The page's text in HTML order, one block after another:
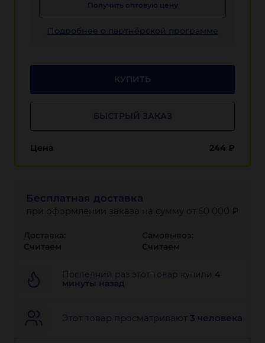
Получить оптовую цену
Подробнее о партнёрской программе
КУПИТЬ
БЫСТРЫЙ ЗАКАЗ
Цена 244 ₽
Бесплатная доставка
при оформлении заказа на сумму от 50 000 ₽
Доставка:
Считаем
Самовывоз:
Считаем
Последний раз этот товар купили 4
минуты назад
Этот товар просматривают 3 человека